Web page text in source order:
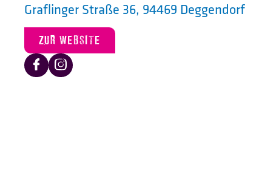
Graflinger Straße 36, 94469 Deggendorf
ZUR WEBSITE